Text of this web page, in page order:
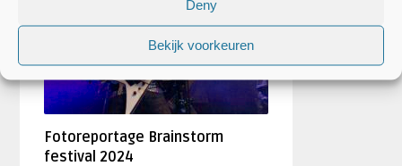
Deny
Bekijk voorkeuren
Fotoreportage Brainstorm
festival 2024